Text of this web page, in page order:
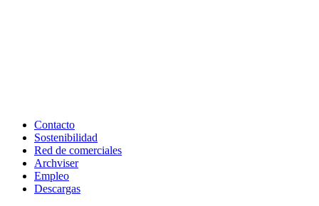
Contacto
Sostenibilidad
Red de comerciales
Archviser
Empleo
Descargas